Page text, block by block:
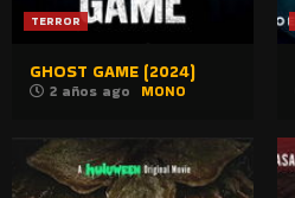
TERROR
GHOST GAME (2024)
2 años ago MONO